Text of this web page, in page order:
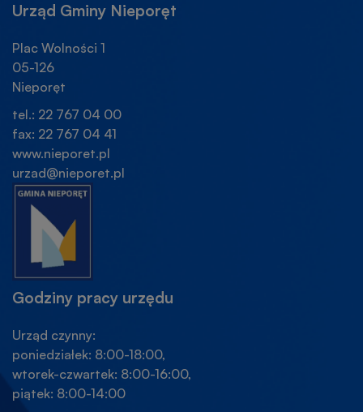
Urząd Gminy Nieporęt
Plac Wolności 1
05-126
Nieporęt
tel.: 22 767 04 00
fax: 22 767 04 41
www.nieporet.pl
urzad@nieporet.pl
Godziny pracy urzędu
Urząd czynny:
poniedziałek: 8:00-18:00,
wtorek-czwartek: 8:00-16:00,
piątek: 8:00-14:00